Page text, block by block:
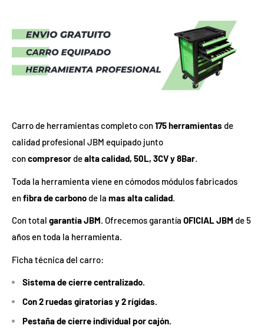
Carro de herramientas completo con175 herramientas de
calidad profesional JBM equipado junto
concompresordealta calidad, 50L, 3CV y 8Bar.
Toda la herramienta viene en cómodos módulos fabricados
enfibra de carbonode la mas alta calidad.
Con total garantía JBM. Ofrecemos garantía OFICIAL JBM de 5
años en toda la herramienta.
Ficha técnica del carro:
Sistema de cierre centralizado.
Con 2 ruedas giratorias y 2 rígidas.
Pestaña de cierre individual por cajón.